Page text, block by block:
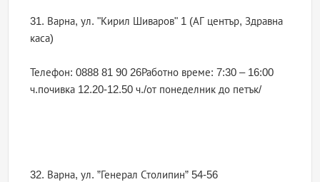
31. Варна, ул. "Кирил Шиваров" 1 (АГ център, Здравна
каса)
Телефон: 0888 81 90 26Работно време: 7:30 – 16:00
ч.почивка 12.20-12.50 ч./от понеделник до петък/
32. Варна, ул. ”Генерал Столипин” 54-56